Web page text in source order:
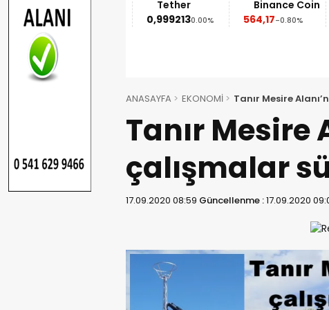
Ethereum
1.852,95
Tether
0,9992130.00%
Binance Coin
564,17-0.80%
ANASAYFA EKONOMİ Tanır Mesire
Tanır Mesire
çalışmalar
17.09.2020 08:59 Güncellenme :17.09.2020